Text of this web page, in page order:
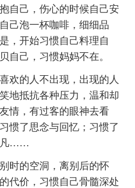
自己，伤心的时候自己安
己泡一杯咖啡，细细品
，开始习惯自己料理自
自己，习惯妈妈不在。
欢的人不出现，出现的人
地抵抗各种压力，温和却
情，有过客的眼神去看
惯了思念与回忆；习惯了
凡……
时的空洞，离别后的怀
代价，习惯自己骨髓深处